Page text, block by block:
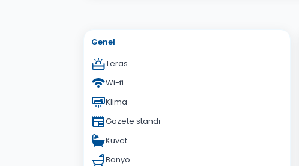
Sorunuz
Genel
Teras
Wi-fi
Klima
Gazete standı
Küvet
Banyo